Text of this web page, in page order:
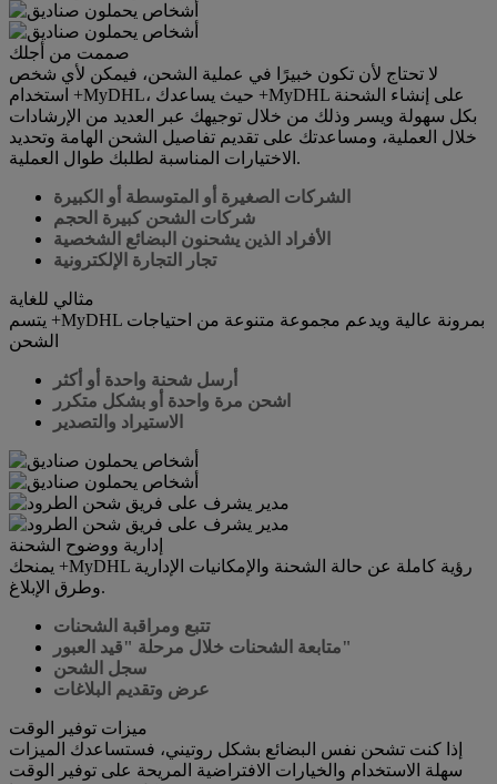
صممت من أجلك
لا تحتاج لأن تكون خبيرًا في عملية الشحن، فيمكن لأي شخص
استخدام +MyDHL، حيث يساعدك +MyDHL على إنشاء الشحنة
بكل سهولة ويسر وذلك من خلال توجيهك عبر العديد من الإرشادات
خلال العملية، ومساعدتك على تقديم تفاصيل الشحن الهامة وتحديد
الاختيارات المناسبة لطلبك طوال العملية.
الشركات الصغيرة أو المتوسطة أو الكبيرة
شركات الشحن كبيرة الحجم
الأفراد الذين يشحنون البضائع الشخصية
تجار التجارة الإلكترونية
مثالي للغاية
يتسم +MyDHL بمرونة عالية ويدعم مجموعة متنوعة من احتياجات
الشحن
أرسل شحنة واحدة أو أكثر
اشحن مرة واحدة أو بشكل متكرر
الاستيراد والتصدير
إدارية ووضوح الشحنة
يمنحك +MyDHL رؤية كاملة عن حالة الشحنة والإمكانيات الإدارية
وطرق الإبلاغ.
تتبع ومراقبة الشحنات
متابعة الشحنات خلال مرحلة "قيد العبور"
سجل الشحن
عرض وتقديم البلاغات
ميزات توفير الوقت
إذا كنت تشحن نفس البضائع بشكل روتيني، فستساعدك الميزات
سهلة الاستخدام والخيارات الافتراضية المريحة على توفير الوقت